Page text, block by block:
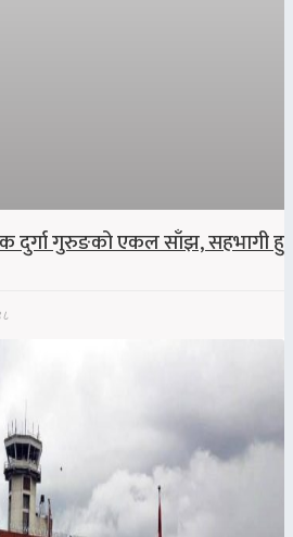
दुर्गा गुरुङको एकल साँझ, सहभागी